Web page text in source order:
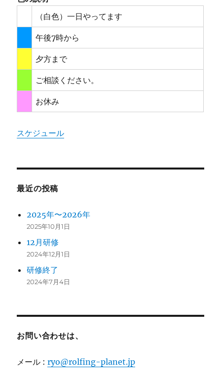
（白色）一日やってます
午後7時から
夕方まで
ご相談ください。
お休み
スケジュール
最近の投稿
2025年〜2026年
2025年10月1日
12月研修
2024年12月1日
研修終了
2024年7月4日
お問い合わせは、
メール :ryo@rolfing-planet.jp